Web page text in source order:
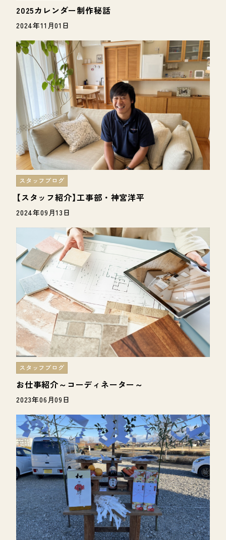
2025カレンダー制作秘話
2024年11月01日
【スタッフ紹介】工事部・神宮洋平
スタッフブログ
2024年09月13日
お仕事紹介～コーディネーター～
スタッフブログ
2023年06月09日